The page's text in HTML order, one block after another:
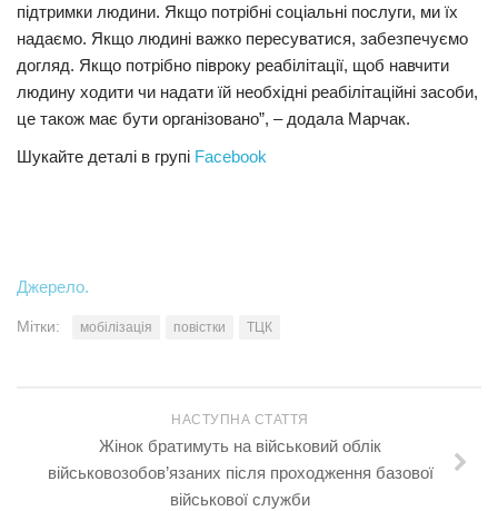
підтримки людини. Якщо потрібні соціальні послуги, ми їх
надаємо. Якщо людині важко пересуватися, забезпечуємо
догляд. Якщо потрібно півроку реабілітації, щоб навчити
людину ходити чи надати їй необхідні реабілітаційні засоби,
це також має бути організовано”, – додала Марчак.
Шукайте деталі в групі Facebook
Джерело.
Мітки: мобілізація повістки ТЦК
НАСТУПНА СТАТТЯ
Жінок братимуть на військовий облік
військовозобов’язаних після проходження базової
військової служби